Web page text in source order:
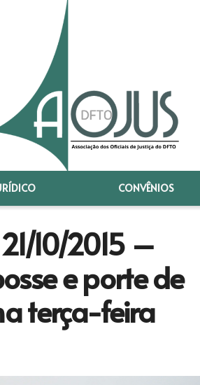
CONVÊNIOS
10/2015 –
e porte de
terça-feira